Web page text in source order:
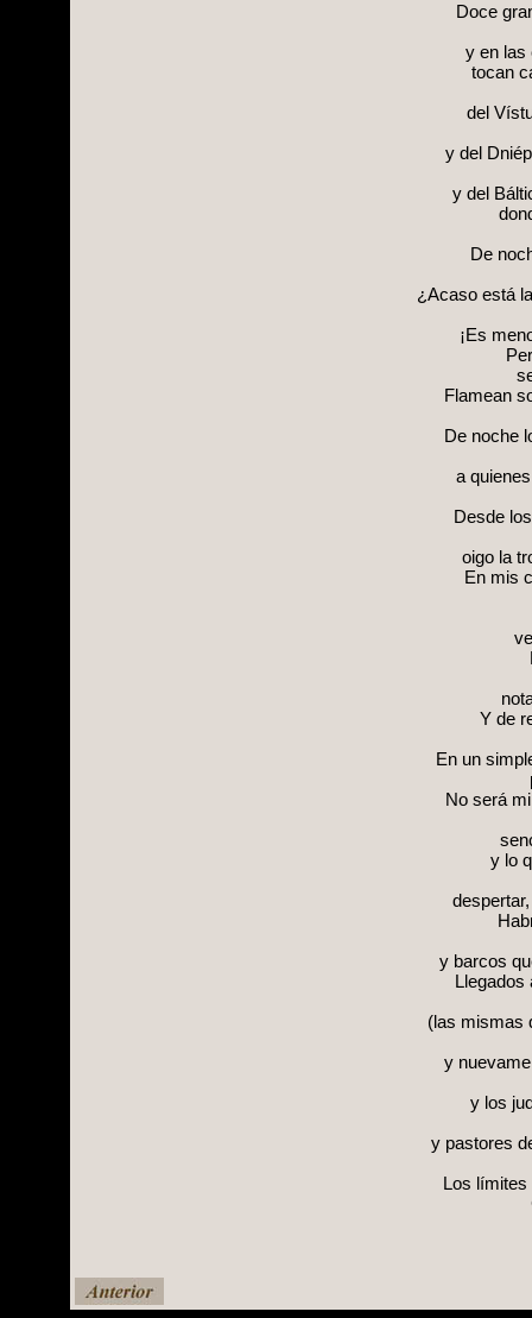
Doce
y en las
tocan
del
y del
y del
De
¿Acaso está
¡Es
Flamean
De noche
a
Desde
oigo la
En mis
Y de
En un
No será
y lo
y barcos
Llegados
(las mismas
y
y los
y pastores
Los límites